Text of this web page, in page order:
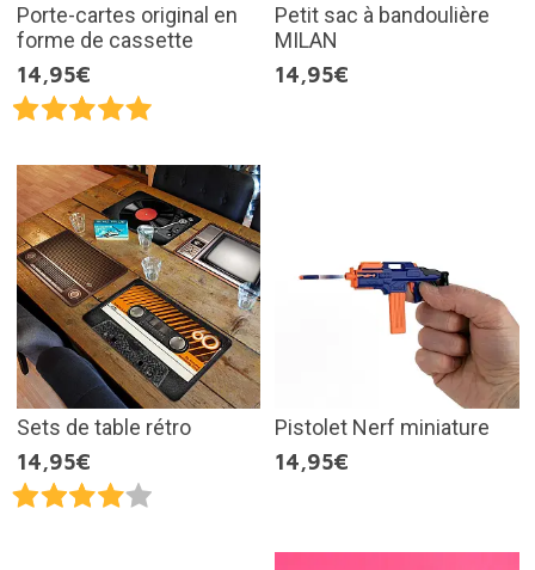
Porte-cartes original en
forme de cassette
14,95€
Petit sac à bandoulière
MILAN
14,95€
Sets de table rétro
14,95€
Pistolet Nerf miniature
14,95€